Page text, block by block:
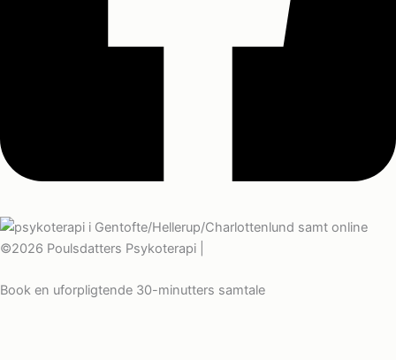
©2026 Poulsdatters Psykoterapi |
Book en uforpligtende 30-minutters samtale